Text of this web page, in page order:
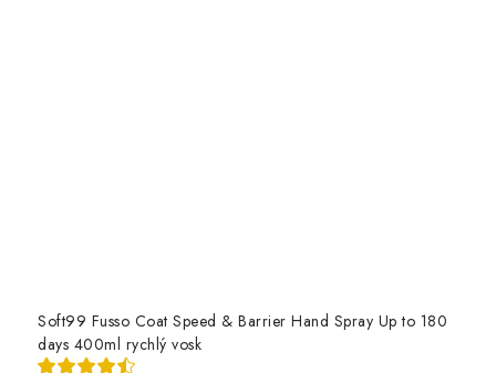
Soft99 Fusso Coat Speed & Barrier Hand Spray Up to 180
days 400ml rychlý vosk